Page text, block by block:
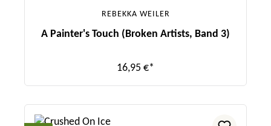
REBEKKA WEILER
A Painter's Touch (Broken Artists, Band 3)
16,95 €*